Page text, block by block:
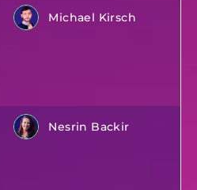
Michael Kirsch
Nesrin Backir